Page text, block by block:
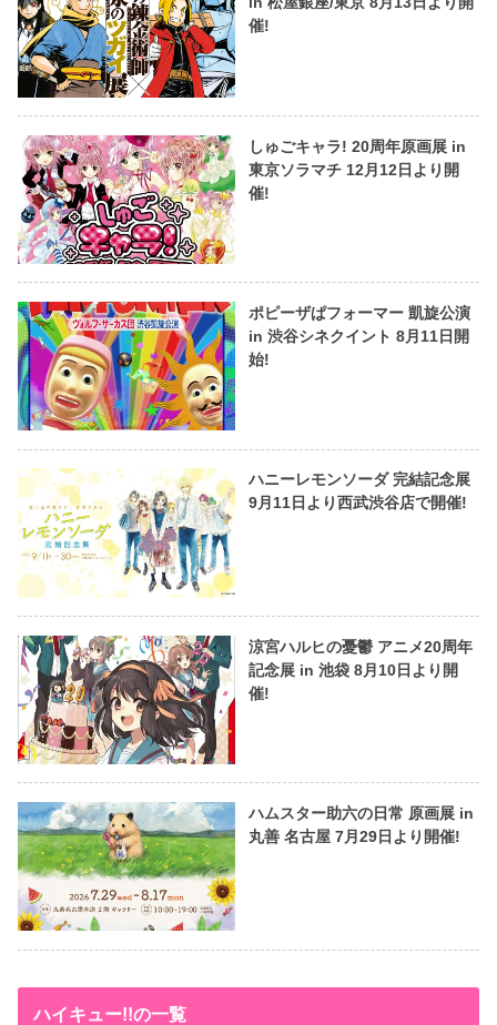
催!
しゅごキャラ! 20周年原画展 in
東京ソラマチ 12月12日より開
催!
ポピーザぱフォーマー 凱旋公演
in 渋谷シネクイント 8月11日開
始!
ハニーレモンソーダ 完結記念展
9月11日より西武渋谷店で開催!
涼宮ハルヒの憂鬱 アニメ20周年
記念展 in 池袋 8月10日より開
催!
ハムスター助六の日常 原画展 in
丸善 名古屋 7月29日より開催!
ハイキュー!!の一覧